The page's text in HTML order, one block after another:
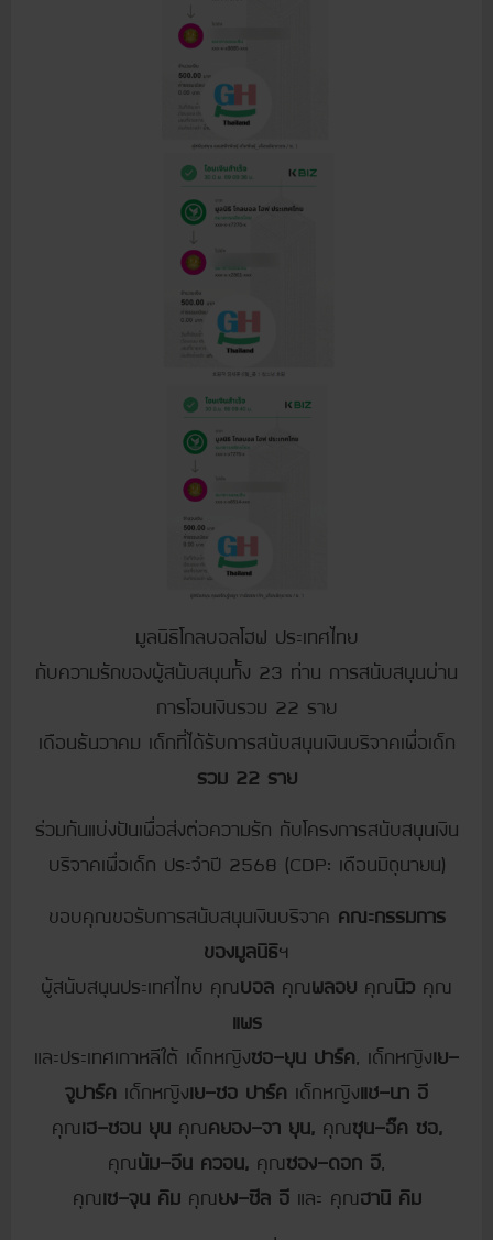
มูลนิธิโกลบอลโฮฟ ประเทศไทย
กับความรักของผู้สนับสนุนทั้ง 23 ท่าน การสนับสนุนผ่าน
การโอนเงินรวม 22 ราย
เดือนธันวาคม เด็กที่ได้รับการสนับสนุนเงินบริจาคเพื่อเด็ก
รวม 22 ราย
ร่วมกันแบ่งปันเพื่อส่งต่อความรัก กับโครงการสนับสนุนเงิน
บริจาคเพื่อเด็ก ประจำปี 2568 (CDP: เดือนมิถุนายน)
ขอบคุณขอรับการสนับสนุนเงินบริจาค คณะกรรมการ
ของมูลนิธิฯ
ผู้สนับสนุนประเทศไทย คุณบอล คุณพลอย คุณนิว คุณ
แพร
และประเทศเกาหลีใต้ เด็กหญิงซอ-ยุน ปาร์ค, เด็กหญิงเย-
จูปาร์ค เด็กหญิงเย-ซอ ปาร์ค เด็กหญิงแช-นา อี
คุณเฮ-ซอน ยุน คุณคยอง-จา ยุน, คุณซุน-อ๊ค ซอ,
คุณนัม-อึน ควอน, คุณซอง-ดอก อี,
คุณเซ-จุน คิมคุณยง-ซีล อีและ คุณฮานิ คิม